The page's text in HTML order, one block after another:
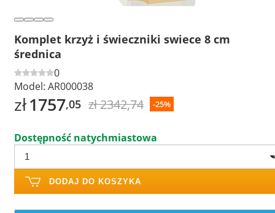
Komplet krzyż i świeczniki swiece 8 cm
średnica
0
Model: AR000038
zł1757,05 zł 2342,74 -25%
Dostępność natychmiastowa
DODAJ DO KOSZYKA